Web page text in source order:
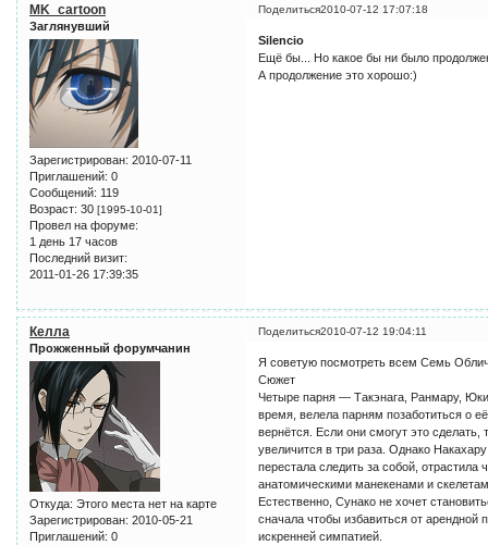
Поделиться2010-07-12 17:07:18
MK_cartoon
Заглянувший
Зарегистрирован: 2010-07-11
Приглашений: 0
Сообщений: 119
Возраст: 30 [1995-10-01]
Провел на форуме:
1 день 17 часов
Последний визит:
2011-01-26 17:39:35
Silencio
Ещё бы... Но какое бы ни было
А продолжение это хорошо:)
Поделиться2010-07-12 19:04:11
Келла
Прожженный форумчанин
Откуда: Этого места нет на карте
Зарегистрирован: 2010-05-21
Приглашений: 0
Я советую посмотреть всем Семь
Сюжет
Четыре парня — Такэнага, Ранмару,
время, велела парням позаботиться о
вернётся. Если они смогут это
увеличится в три раза. Однако
перестала следить за собой,
анатомическими манекенами и
Естественно, Сунако не хочет
сначала чтобы избавиться от арендной
искренней симпатией.